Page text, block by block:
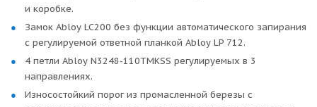
и коробке.
Замок Abloy LC200 без функции автоматического запирания
с регулируемой ответной планкой Abloy LP 712.
4 петли Abloy N3248-110TMKSS регулируемых в 3
направлениях.
Износостойкий порог из промасленной березы с